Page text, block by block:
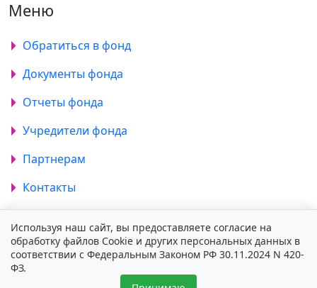
Меню
Обратиться в фонд
Документы фонда
Отчеты фонда
Учредители фонда
Партнерам
Контакты
Подпишитесь на наши новости
Используя наш сайт, вы предоставляете согласие на
обработку файлов Cookie и других персональных данных в
соответствии с Федеральным Законом РФ 30.11.2024 N 420-
ФЗ.